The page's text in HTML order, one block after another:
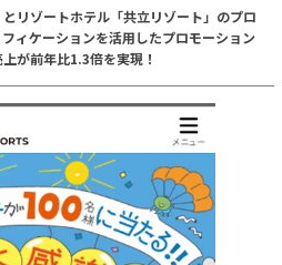
リゾートホテル「共立リゾート」のプロ
ィケーションを活用したプロモーション
が前年比1.3倍を実現！